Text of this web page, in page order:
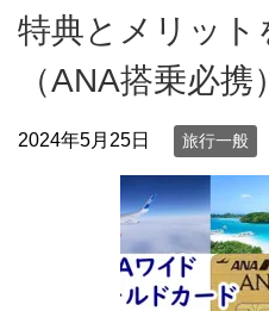
特典とメリット
（ANA搭乗必携）
2024年5月25日 旅行一般